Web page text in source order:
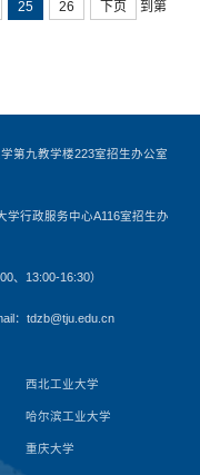
25 26 下页
到第
第九教学楼223室招生办公室
学行政服务中心A116室招生办
、13:00-16:30）
：tdzb@tju.edu.cn
西北工业大学
哈尔滨工业大学
重庆大学